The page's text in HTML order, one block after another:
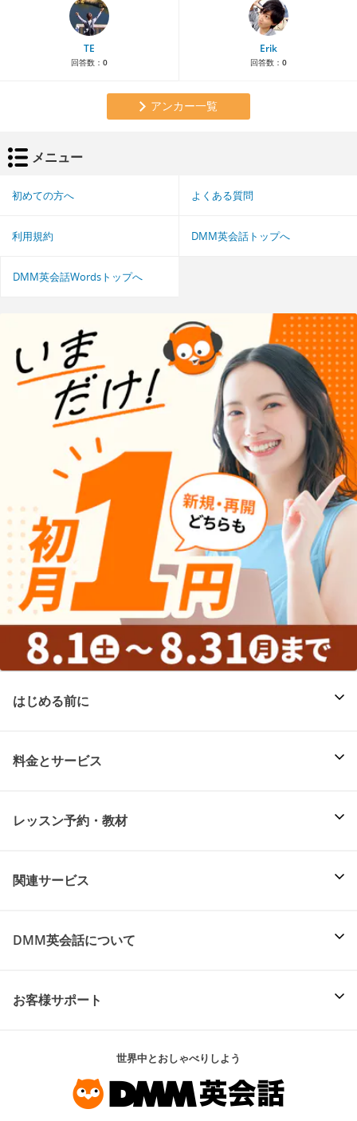
TE
回答数： 0
Erik
回答数： 0
アンカー一覧
メニュー
初めての方へ よくある質問
利用規約 DMM英会話トップへ
DMM英会話Wordsトップへ
はじめる前に
料金とサービス
レッスン予約・教材
関連サービス
DMM英会話について
お客様サポート
世界中とおしゃべりしよう